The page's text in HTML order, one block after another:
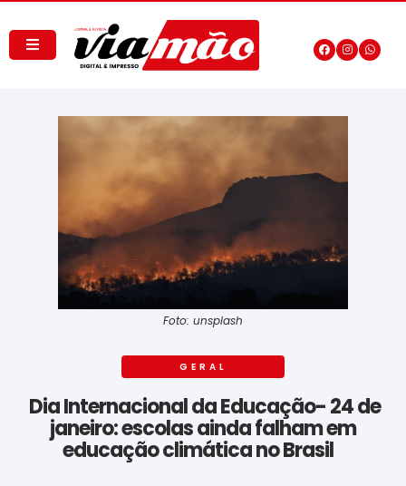
Foto: unsplash
GERAL
Dia Internacional da Educação- 24 de
janeiro: escolas ainda falham em
educação climática no Brasil